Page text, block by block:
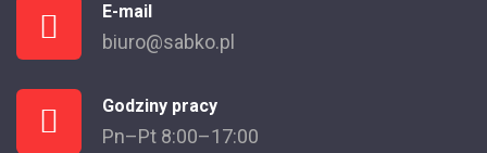
E-mail
biuro@sabko.pl
Godziny pracy
Pn–Pt 8:00–17:00